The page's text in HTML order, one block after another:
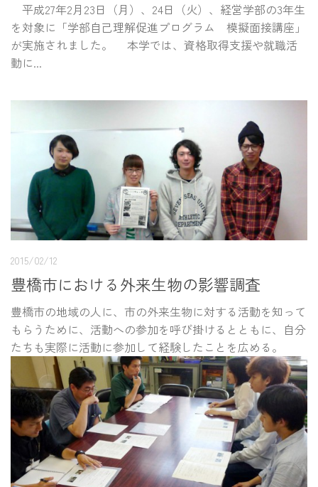
平成27年2月23日（月）、24日（火）、経営学部の3年生
を対象に「学部自己理解促進プログラム 模擬面接講座」
が実施されました。 本学では、資格取得支援や就職活
動に...
2015/02/12
豊橋市における外来生物の影響調査
豊橋市の地域の人に、市の外来生物に対する活動を知って
もらうために、活動への参加を呼び掛けるとともに、自分
たちも実際に活動に参加して経験したことを広める。